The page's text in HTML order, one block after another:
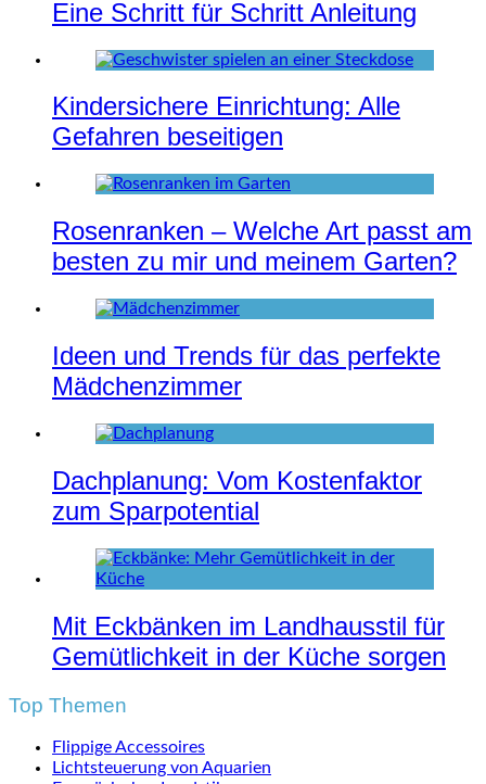
Eine Schritt für Schritt Anleitung
Kindersichere Einrichtung: Alle
Gefahren beseitigen
Rosenranken – Welche Art passt am
besten zu mir und meinem Garten?
Ideen und Trends für das perfekte
Mädchenzimmer
Dachplanung: Vom Kostenfaktor
zum Sparpotential
Mit Eckbänken im Landhausstil für
Gemütlichkeit in der Küche sorgen
Top Themen
Flippige Accessoires
Lichtsteuerung von Aquarien